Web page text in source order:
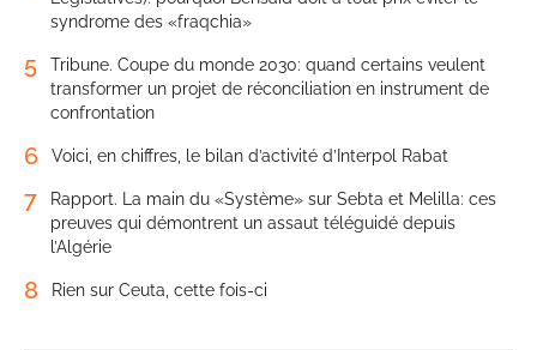
syndrome des «fraqchia»
5
Tribune. Coupe du monde 2030: quand certains veulent
transformer un projet de réconciliation en instrument de
confrontation
6 Voici, en chiffres, le bilan d’activité d’Interpol Rabat
7
Rapport. La main du «Système» sur Sebta et Melilla: ces
preuves qui démontrent un assaut téléguidé depuis
l’Algérie
8 Rien sur Ceuta, cette fois-ci